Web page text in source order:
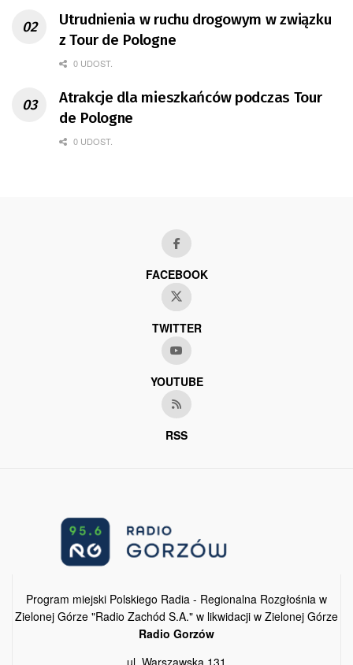
Utrudnienia w ruchu drogowym w związku
z Tour de Pologne
0 UDOST.
Atrakcje dla mieszkańców podczas Tour
de Pologne
0 UDOST.
FACEBOOK
TWITTER
YOUTUBE
RSS
Program miejski Polskiego Radia - Regionalna Rozgłośnia w
Zielonej Górze "Radio Zachód S.A." w likwidacji w Zielonej Górze
Radio Gorzów